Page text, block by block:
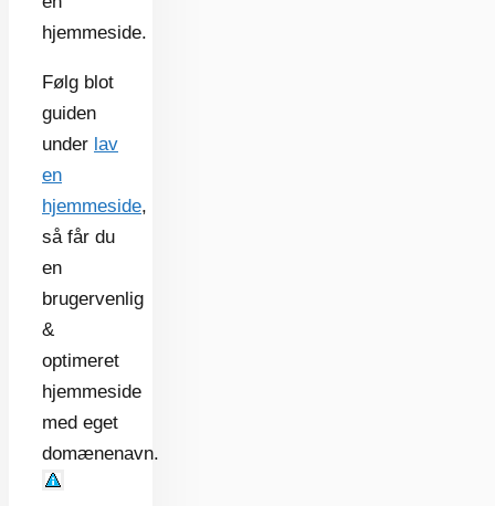
hjemmeside.
Følg blot
guiden
under lav
en
hjemmeside,
så får du
en
brugervenlig
&
optimeret
hjemmeside
med eget
domænenavn.